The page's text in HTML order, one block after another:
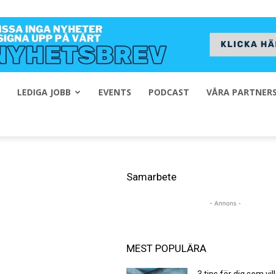
LEDIGA JOBB EVENTS PODCAST VÅRA PARTNERS
Samarbete
- Annons -
MEST POPULÄRA